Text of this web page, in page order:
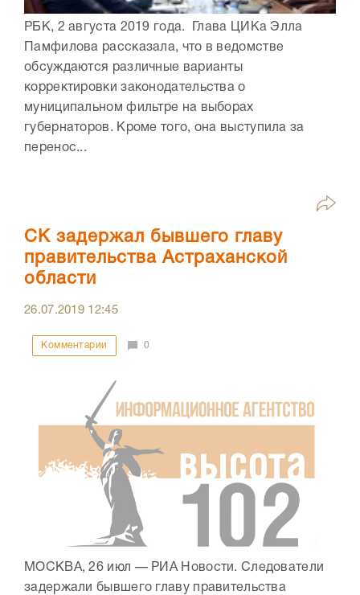
РБК, 2 августа 2019 года. Глава ЦИКа Элла
Памфилова рассказала, что в ведомстве
обсуждаются различные варианты
корректировки законодательства о
муниципальном фильтре на выборах
губернаторов. Кроме того, она выступила за
перенос...
СК задержал бывшего главу
правительства Астраханской
области
26.07.2019 12:45
Комментарии 0
МОСКВА, 26 июл — РИА Новости. Следователи
задержали бывшего главу правительства